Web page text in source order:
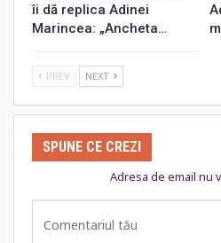
îi dă replica Adinei
Marincea: „Ancheta…
PREV NEXT
SPUNE CE CREZI
Adresa de email nu